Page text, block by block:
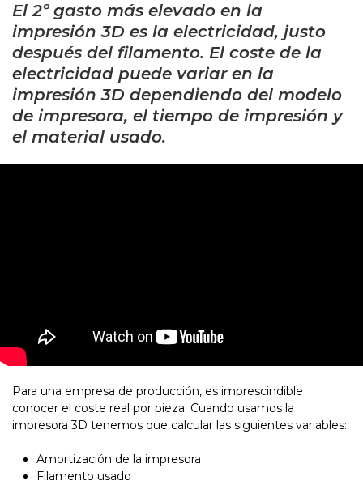
El 2º gasto más elevado en la
impresión 3D es la electricidad, justo
después del filamento. El coste de la
electricidad puede variar en la
impresión 3D dependiendo del modelo
de impresora, el tiempo de impresión y
el material usado.
Para una empresa de producción, es imprescindible
conocer el coste real por pieza. Cuando usamos la
impresora 3D tenemos que calcular las siguientes variables:
Amortización de la impresora
Filamento usado